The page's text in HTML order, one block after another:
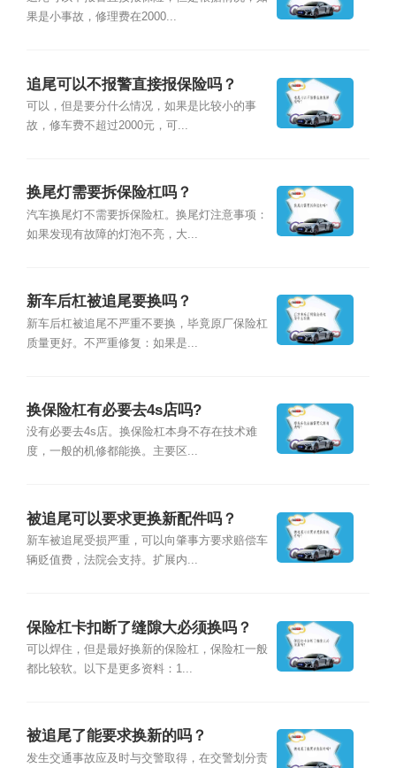
果是小事故，修理费在2000...
追尾可以不报警直接报保险吗？
可以，但是要分什么情况，如果是比较小的事
故，修车费不超过2000元，可...
换尾灯需要拆保险杠吗？
汽车换尾灯不需要拆保险杠。换尾灯注意事项：
如果发现有故障的灯泡不亮，大...
新车后杠被追尾要换吗？
新车后杠被追尾不严重不要换，毕竟原厂保险杠
质量更好。不严重修复：如果是...
换保险杠有必要去4s店吗?
没有必要去4s店。换保险杠本身不存在技术难
度，一般的机修都能换。主要区...
被追尾可以要求更换新配件吗？
新车被追尾受损严重，可以向肇事方要求赔偿车
辆贬值费，法院会支持。扩展内...
保险杠卡扣断了缝隙大必须换吗？
可以焊住，但是最好换新的保险杠，保险杠一般
都比较软。以下是更多资料：1...
被追尾了能要求换新的吗？
发生交通事故应及时与交警取得，在交警划分责